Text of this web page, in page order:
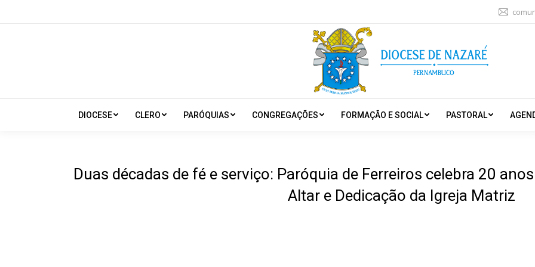
DIOCESE CLERO PARÓQUIAS CONGREGAÇÕES FORMAÇÃO E SOCIAL PASTORAL
Duas décadas de fé e serviço: Paróquia de Ferreiros celebra 20
Altar e Dedicação da Igreja Matriz